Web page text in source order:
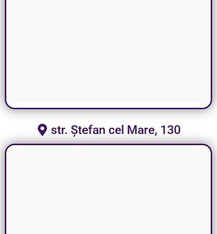
str. Ștefan cel Mare, 130